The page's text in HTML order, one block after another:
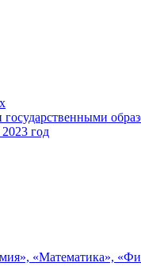
год
«Математика»,